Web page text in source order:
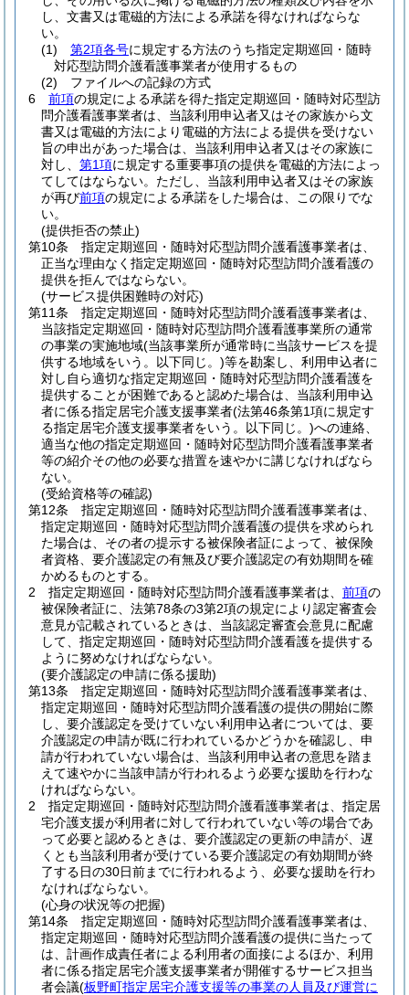
し、文書又は電磁的方法による承諾を得なければならな
い。
(1)
第2項各号に規定する方法のうち指定定期巡回・随時
対応型訪問介護看護事業者が使用するもの
(2)
ファイルへの記録の方式
6
前項の規定による承諾を得た指定定期巡回・随時対応型訪
問介護看護事業者は、当該利用申込者又はその家族から文
書又は電磁的方法により電磁的方法による提供を受けない
旨の申出があった場合は、当該利用申込者又はその家族に
対し、 第1項に規定する重要事項の提供を電磁的方法によっ
てしてはならない。 ただし、当該利用申込者又はその家族
が再び前項の規定による承諾をした場合は、この限りでな
い。
(提供拒否の禁止)
第10条
指定定期巡回・随時対応型訪問介護看護事業者は、
正当な理由なく指定定期巡回・随時対応型訪問介護看護の
提供を拒んではならない。
(サービス提供困難時の対応)
第11条
指定定期巡回・随時対応型訪問介護看護事業者は、
当該指定定期巡回・随時対応型訪問介護看護事業所の通常
の事業の実施地域(当該事業所が通常時に当該サービスを提
供する地域をいう。以下同じ。)等を勘案し、利用申込者に
対し自ら適切な指定定期巡回・随時対応型訪問介護看護を
提供することが困難であると認めた場合は、当該利用申込
者に係る指定居宅介護支援事業者(法第46条第1項に規定す
る指定居宅介護支援事業者をいう。以下同じ。)への連絡、
適当な他の指定定期巡回・随時対応型訪問介護看護事業者
等の紹介その他の必要な措置を速やかに講じなければなら
ない。
(受給資格等の確認)
第12条
指定定期巡回・随時対応型訪問介護看護事業者は、
指定定期巡回・随時対応型訪問介護看護の提供を求められ
た場合は、その者の提示する被保険者証によって、被保険
者資格、要介護認定の有無及び要介護認定の有効期間を確
かめるものとする。
2
指定定期巡回・随時対応型訪問介護看護事業者は、 前項の
被保険者証に、法第78条の3第2項の規定により認定審査会
意見が記載されているときは、当該認定審査会意見に配慮
して、指定定期巡回・随時対応型訪問介護看護を提供する
ように努めなければならない。
(要介護認定の申請に係る援助)
第13条
指定定期巡回・随時対応型訪問介護看護事業者は、
指定定期巡回・随時対応型訪問介護看護の提供の開始に際
し、要介護認定を受けていない利用申込者については、要
介護認定の申請が既に行われているかどうかを確認し、申
請が行われていない場合は、当該利用申込者の意思を踏ま
えて速やかに当該申請が行われるよう必要な援助を行わな
ければならない。
2
指定定期巡回・随時対応型訪問介護看護事業者は、指定居
宅介護支援が利用者に対して行われていない等の場合であ
って必要と認めるときは、要介護認定の更新の申請が、遅
くとも当該利用者が受けている要介護認定の有効期間が終
了する日の30日前までに行われるよう、必要な援助を行わ
なければならない。
(心身の状況等の把握)
第14条
指定定期巡回・随時対応型訪問介護看護事業者は、
指定定期巡回・随時対応型訪問介護看護の提供に当たって
は、計画作成責任者による利用者の面接によるほか、利用
者に係る指定居宅介護支援事業者が開催するサービス担当
者会議(板野町指定居宅介護支援等の事業の人員及び運営に